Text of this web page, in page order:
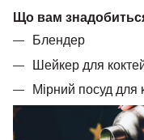
Що вам
Блендер
Шейкер для
Мірний посуд для